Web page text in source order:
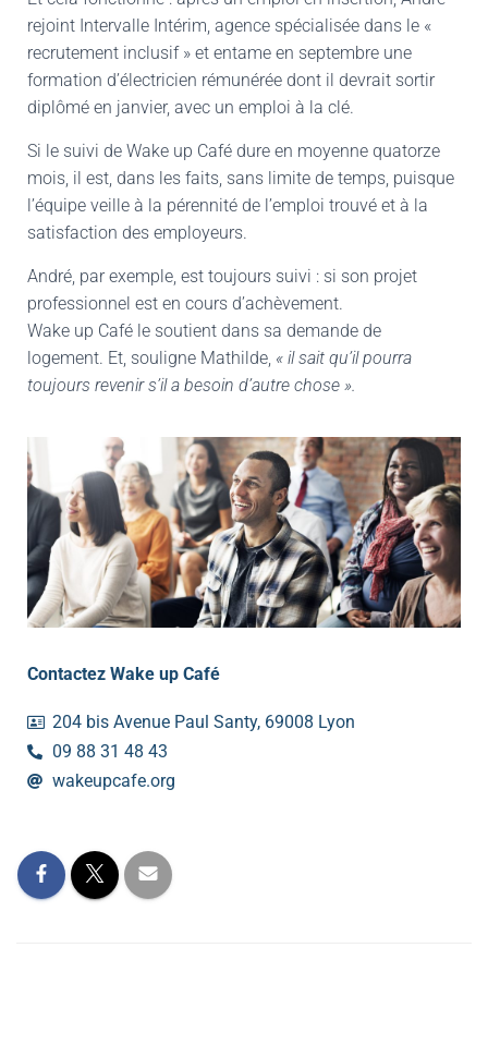
rejoint Intervalle Intérim, agence spécialisée dans le «
recrutement inclusif » et entame en septembre une
formation d’électricien rémunérée dont il devrait sortir
diplômé en janvier, avec un emploi à la clé.
Si le suivi de Wake up Café dure en moyenne quatorze
mois, il est, dans les faits, sans limite de temps, puisque
l’équipe veille à la pérennité de l’emploi trouvé et à la
satisfaction des employeurs.
André, par exemple, est toujours suivi : si son projet
professionnel est en cours d’achèvement.
Wake up Café le soutient dans sa demande de
logement. Et, souligne Mathilde, « il sait qu’il pourra
toujours revenir s’il a besoin d’autre chose ».
Contactez Wake up Café
204 bis Avenue Paul Santy, 69008 Lyon
09 88 31 48 43
wakeupcafe.org